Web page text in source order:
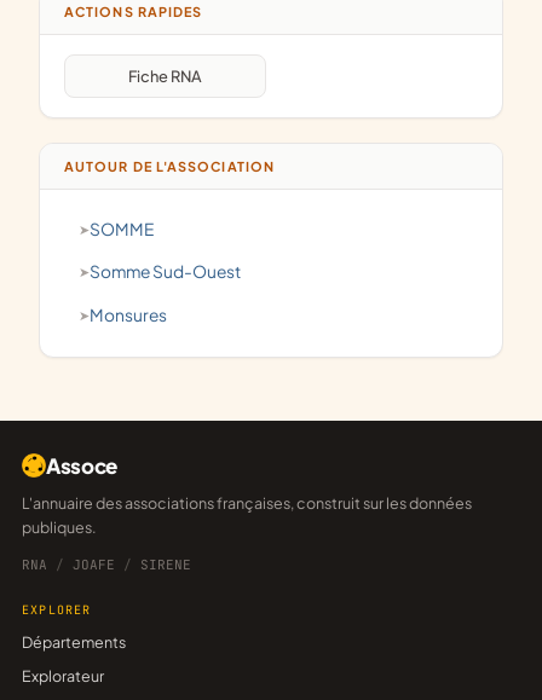
ACTIONS RAPIDES
Fiche RNA
AUTOUR DE L'ASSOCIATION
SOMME
Somme Sud-Ouest
Monsures
Assoce
L'annuaire des associations françaises, construit sur les données
publiques.
RNA / JOAFE / SIRENE
EXPLORER
Départements
Explorateur